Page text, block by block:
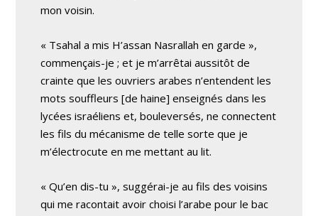
mon voisin.
« Tsahal a mis H’assan Nasrallah en garde »,
commençais-je ; et je m’arrêtai aussitôt de
crainte que les ouvriers arabes n’entendent les
mots souffleurs [de haine] enseignés dans les
lycées israéliens et, bouleversés, ne connectent
les fils du mécanisme de telle sorte que je
m’électrocute en me mettant au lit.
« Qu’en dis-tu », suggérai-je au fils des voisins
qui me racontait avoir choisi l’arabe pour le bac